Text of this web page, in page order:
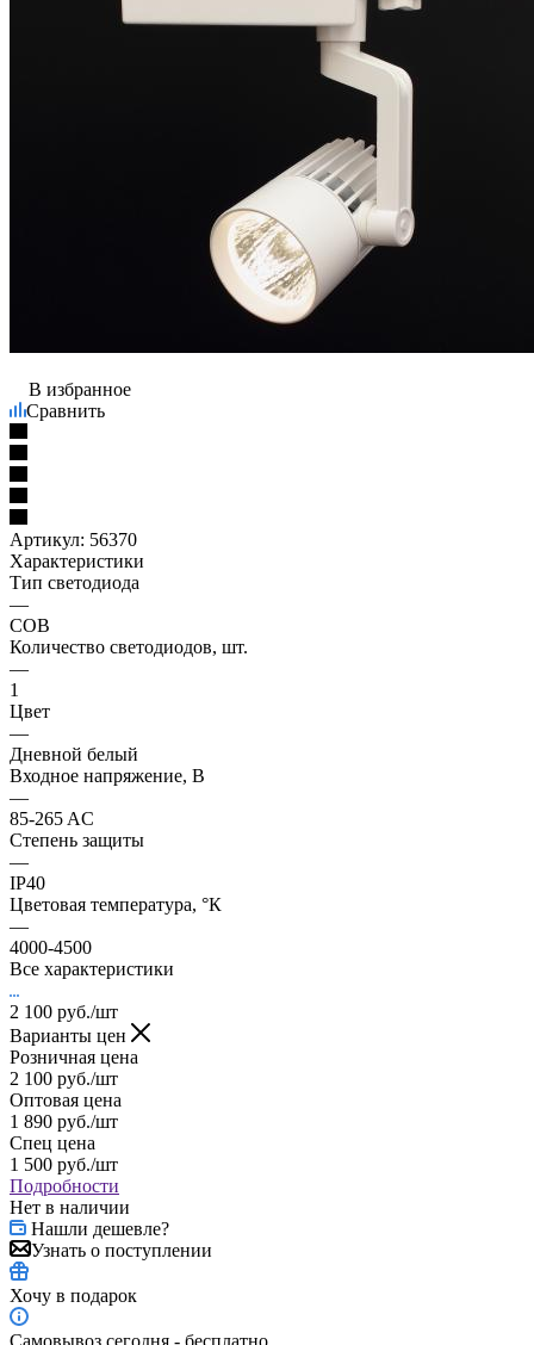
В избранное
Сравнить
Артикул: 56370
Характеристики
Тип светодиода
—
COB
Количество светодиодов, шт.
—
1
Цвет
—
Дневной белый
Входное напряжение, В
—
85-265 AC
Степень защиты
—
IP40
Цветовая температура, °К
—
4000-4500
Все характеристики
2 100 руб./шт
Варианты цен
Розничная цена
2 100 руб./шт
Оптовая цена
1 890 руб./шт
Спец цена
1 500 руб./шт
Подробности
Нет в наличии
Нашли дешевле?
Узнать о поступлении
Хочу в подарок
Самовывоз сегодня - бесплатно